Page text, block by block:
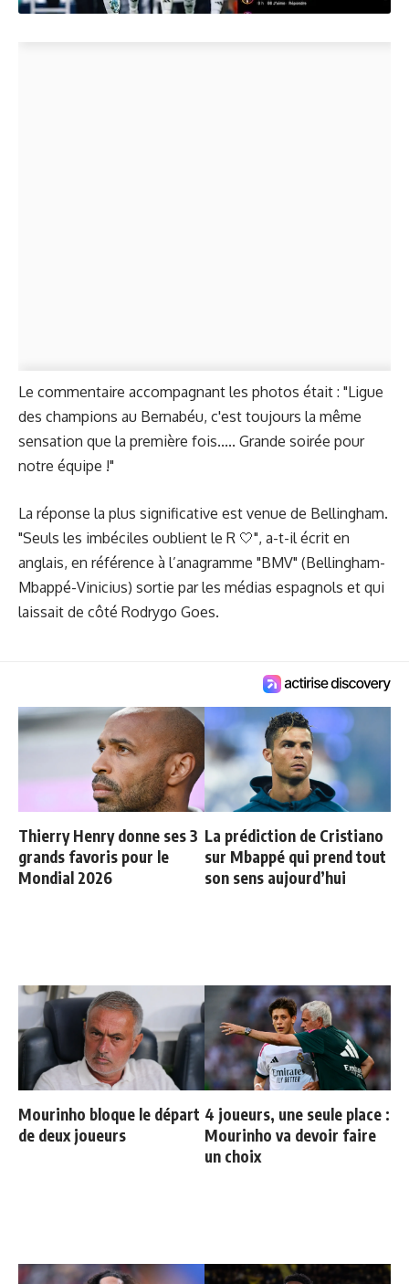
Le commentaire accompagnant les photos était : "Ligue
des champions au Bernabéu, c'est toujours la même
sensation que la première fois..... Grande soirée pour
notre équipe !"
La réponse la plus significative est venue de Bellingham.
"Seuls les imbéciles oublient le R 🤍", a-t-il écrit en
anglais, en référence à l’anagramme "BMV" (Bellingham-
Mbappé-Vinicius) sortie par les médias espagnols et qui
laissait de côté Rodrygo Goes.
Thierry Henry donne ses 3
grands favoris pour le
Mondial 2026
La prédiction de Cristiano
sur Mbappé qui prend tout
son sens aujourd’hui
Mourinho bloque le départ
de deux joueurs
4 joueurs, une seule place :
Mourinho va devoir faire
un choix